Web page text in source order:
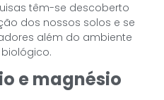
têm-se descoberto
dos nossos solos e se
além do ambiente
e magnésio